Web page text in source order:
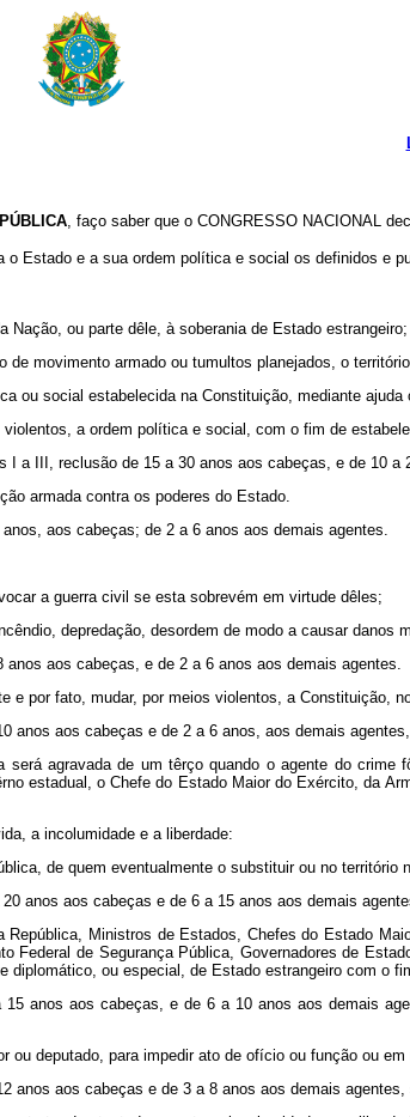
, faço saber que o CONGRESSO NACIONAL
o Estado e a sua ordem política e social os definidos e
Nação, ou parte dêle, à soberania de Estado estrangeiro;
de movimento armado ou tumultos planejados, o
ou social estabelecida na Constituição, mediante
violentos, a ordem política e social, com o fim de
I a III, reclusão de 15 a 30 anos aos cabeças, e de 10
armada contra os poderes do Estado.
aos cabeças; de 2 a 6 anos aos demais agentes.
a guerra civil se esta sobrevém em virtude dêles;
depredação, desordem de modo a causar
anos aos cabeças, e de 2 a 6 anos aos demais agentes.
e por fato, mudar, por meios violentos, a Constituição,
anos aos cabeças e de 2 a 6 anos, aos demais
será agravada de um têrço quando o agente do
estadual, o Chefe do Estado Maior do Exército, da
a incolumidade e a liberdade:
de quem eventualmente o substituir ou no território
anos aos cabeças e de 6 a 15 anos aos demais
República, Ministros de Estados, Chefes do Estado
Federal de Segurança Pública, Governadores de
diplomático, ou especial, de Estado estrangeiro com o
15 anos aos cabeças, e de 6 a 10 anos aos demais
ou deputado, para impedir ato de ofício ou função ou
anos aos cabeças e de 3 a 8 anos aos demais